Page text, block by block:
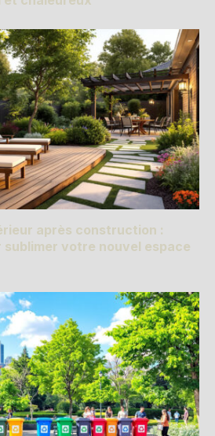
après construction :
sublimer votre nouvel espace